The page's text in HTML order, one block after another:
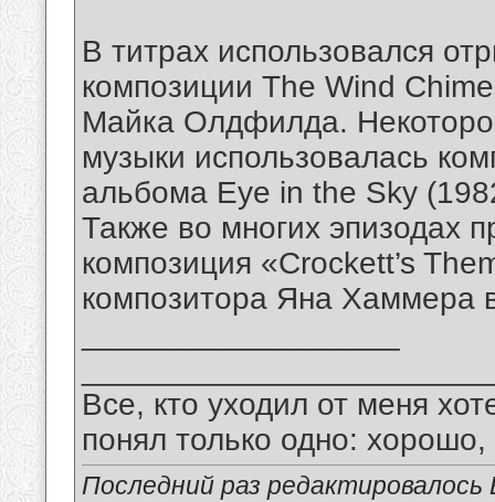
В титрах использовался
композиции The Wind
Майка Олдфилда.
музыки использовалась
альбома Eye in the Sky
Также во многих эпизодах
композиция «Crockett’s
композитора Яна Хаммера
Все, кто уходил от меня
понял только одно:
Последний раз